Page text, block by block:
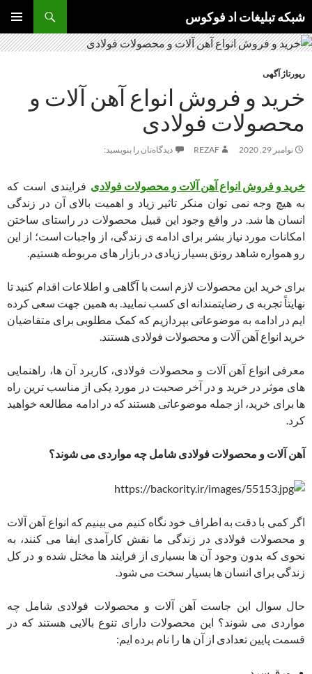
شبکه تبلیغات اد فوکوس
فهرست
اصلی
به
رپورتاژ آگهی
خرید و فروش انواع آهن آلات و
محصولات فولادی
نوامبر 29, 2020 REZAF دیدگاه‌تان را بنویسید:
خرید و فروش انواع آهن آلات و محصولات فولادی فرایندی است که
به هیچ وجه نمی توان منکر تاثیر زیاد و اهمیت بالای آن در زندگی
انسان ها شد. در واقع وجود این قبیل محصولات در راستای ساختن
امکانات مورد نیاز بشر برای ادامه ی زندگی، از واجبات است؛ از این
رو همواره شاهد رونق بسیار زیادی در بازار های مربوطه هستیم.
برای خرید این محصولات لازم است با آگاهی و اطلاعات اقدام کنید تا
نهایتاً تجربه ی رضایتمندانه ای کسب نمایید. به همین جهت سعی کرده
ایم در ادامه به موضوعاتی بپردازیم که کمک مطلوبی برای متقاضیان
خرید انواع آهن آلات و محصولات فولادی هستند.
معرفی انواع آهن آلات و محصولات فولادی، کاربرد آن ها، راهنمایی
های موثر در خرید و در آخر صحبت در مورد یکی از مناسب ترین راه
ها برای خرید، از جمله موضوعاتی هستند که در ادامه مطالعه خواهید
کرد.
آهن آلات و محصولات فولادی شامل چه مواردی می شوند؟
اگر کمی با دقت به اطراف خود نگاه کنیم می بینیم که انواع آهن آلات
و محصولات فولادی در زندگی ما نقش کارآمدی ایفا می کنند، به
نحوی که بدون وجود آن ها بسیاری از فرایند ها مختل شده و در کل
زندگی برای انسان ها بسیار سخت می شود.
حال سوال این جاست آهن آلات و محصولات فولادی شامل چه
مواردی می شوند؟ این محصولات دارای تنوع بالایی هستند که در
قسمت پایین تعدادی از آن ها را نام برده ایم: